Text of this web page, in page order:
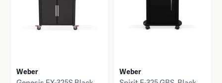
Weber Weber